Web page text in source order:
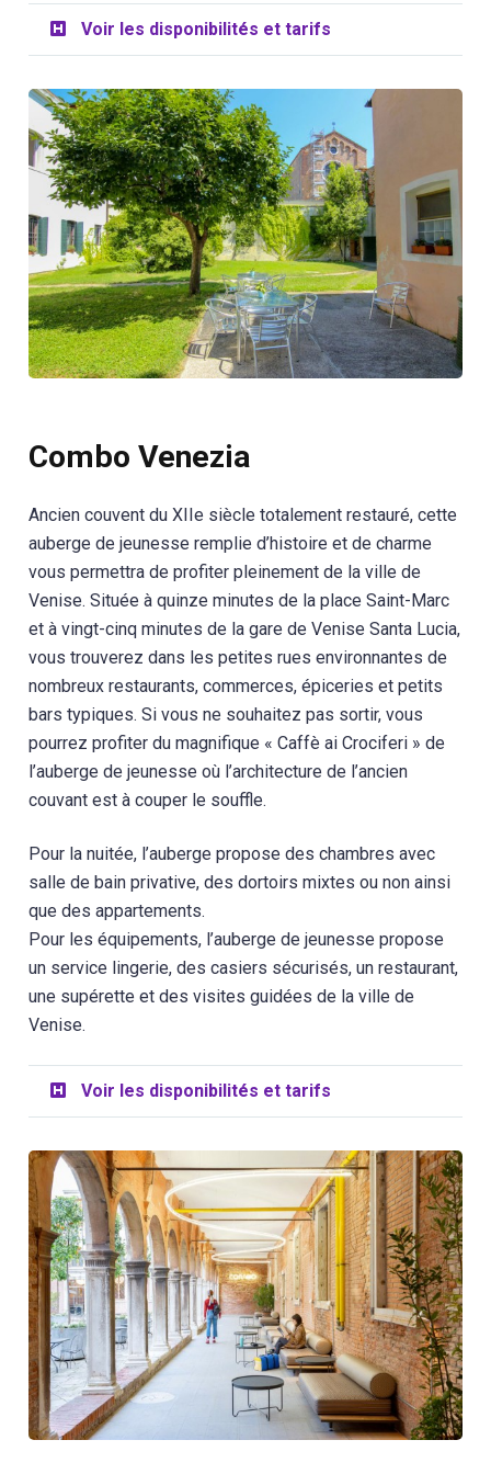
Voir les disponibilités et tarifs
Combo Venezia
Ancien couvent du XIIe siècle totalement restauré, cette
auberge de jeunesse remplie d’histoire et de charme
vous permettra de profiter pleinement de la ville de
Venise. Située à quinze minutes de la place Saint-Marc
et à vingt-cinq minutes de la gare de Venise Santa Lucia,
vous trouverez dans les petites rues environnantes de
nombreux restaurants, commerces, épiceries et petits
bars typiques. Si vous ne souhaitez pas sortir, vous
pourrez profiter du magnifique « Caffè ai Crociferi » de
l’auberge de jeunesse où l’architecture de l’ancien
couvant est à couper le souffle.
Pour la nuitée, l’auberge propose des chambres avec
salle de bain privative, des dortoirs mixtes ou non ainsi
que des appartements.
Pour les équipements, l’auberge de jeunesse propose
un service lingerie, des casiers sécurisés, un restaurant,
une supérette et des visites guidées de la ville de
Venise.
Voir les disponibilités et tarifs